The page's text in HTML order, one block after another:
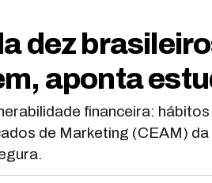
dez
aponta
financeira:
de Marketing (CEAM)